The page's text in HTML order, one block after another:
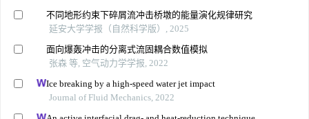
不同地形约束下碎屑流冲击桥墩的能量演化规律研究
延安大学学报（自然科学版）, 2025
面向爆轰冲击的分离式流固耦合数值模拟
张森 等, 空气动力学学报, 2022
Ice breaking by a high-speed water jet impact
Journal of Fluid Mechanics, 2022